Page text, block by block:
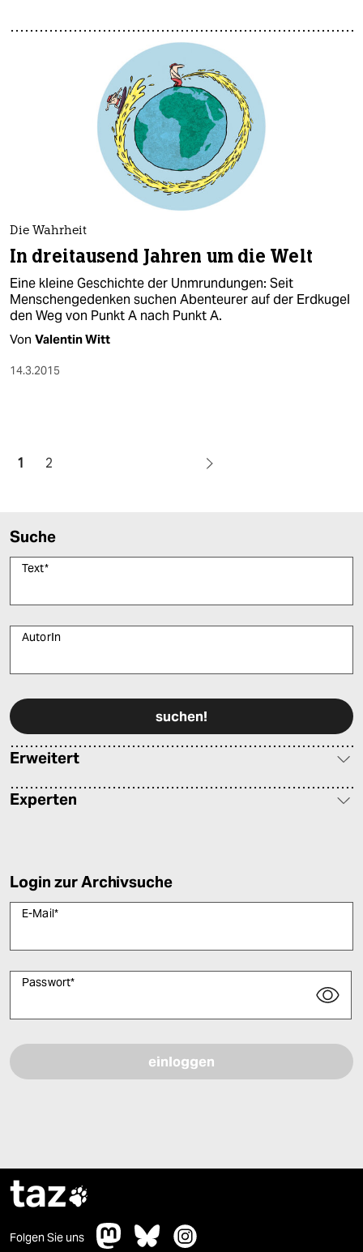
Die Wahrheit
In dreitausend Jahren um die Welt
Eine kleine Geschichte der Unmrundungen: Seit
Menschengedenken suchen Abenteurer auf der Erdkugel
den Weg von Punkt A nach Punkt A.
Von Valentin Witt
14.3.2015
1 2
Suche
Text*
AutorIn
Erweitert
Experten
Login zur Archivsuche
E-Mail*
Passwort*
taz
Folgen Sie uns